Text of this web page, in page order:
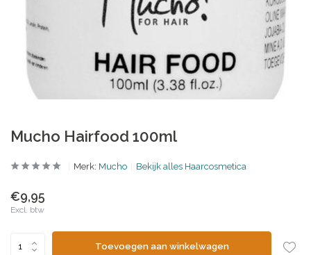
Mucho Hairfood 100ml
Merk: Mucho Bekijk alles Haarcosmetica
€9,95
Excl. btw
Toevoegen aan winkelwagen